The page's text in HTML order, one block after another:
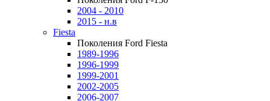
2004 - 2010
2015 - н.в
Fiesta
Поколения Ford Fiesta
1989-1996
1996-1999
1999-2001
2002-2005
2006-2007